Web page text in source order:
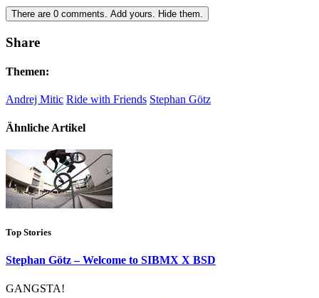
There are 0 comments. Add yours. Hide them.
Share
Themen:
Andrej Mitic Ride with Friends Stephan Götz
Ähnliche Artikel
Top Stories
Stephan Götz – Welcome to SIBMX X BSD
GANGSTA!